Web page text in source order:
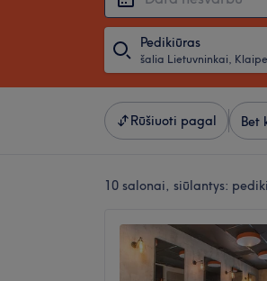
Pedikiūras
šalia Lietuvninkai,
Rūšiuoti pagal Bet
10 salonai, siūlantys: